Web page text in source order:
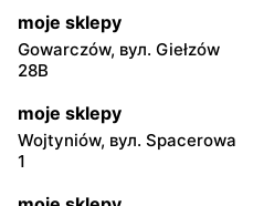
moje sklepy
Gowarczów, вул. Giełzów
28B
moje sklepy
Wojtyniów, вул. Spacerowa
1